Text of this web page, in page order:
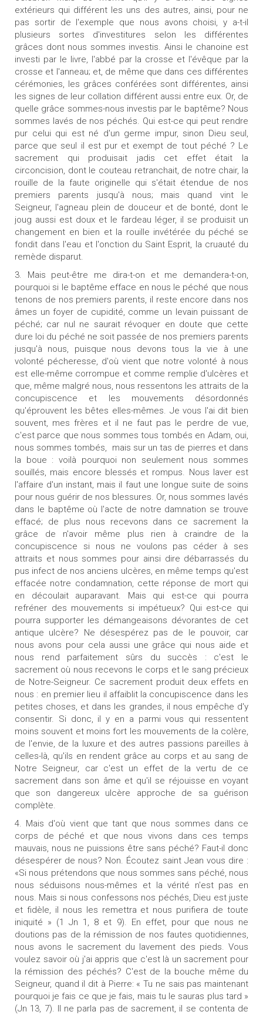
extérieurs qui différent les uns des autres, ainsi, pour ne
pas sortir de l'exemple que nous avons choisi, y a-t-il
plusieurs sortes d'investitures selon les différentes
grâces dont nous sommes investis. Ainsi le chanoine est
investi par le livre, l'abbé par la crosse et l'évêque par la
crosse et l'anneau; et, de même que dans ces différentes
cérémonies, les grâces conférées sont différentes, ainsi
les signes de leur collation différent aussi entre eux. Or, de
quelle grâce sommes-nous investis par le baptême? Nous
sommes lavés de nos péchés. Qui est-ce qui peut rendre
pur celui qui est né d'un germe impur, sinon Dieu seul,
parce que seul il est pur et exempt de tout péché ? Le
sacrement qui produisait jadis cet effet était la
circoncision, dont le couteau retranchait, de notre chair, la
rouille de la faute originelle qui s'était étendue de nos
premiers parents jusqu'à nous; mais quand vint le
Seigneur, l'agneau plein de douceur et de bonté, dont le
joug aussi est doux et le fardeau léger, il se produisit un
changement en bien et la rouille invétérée du péché se
fondit dans l'eau et l'onction du Saint Esprit, la cruauté du
remède disparut.
3. Mais peut-être me dira-t-on et me demandera-t-on,
pourquoi si le baptême efface en nous le péché que nous
tenons de nos premiers parents, il reste encore dans nos
âmes un foyer de cupidité, comme un levain puissant de
péché; car nul ne saurait révoquer en doute que cette
dure loi du péché ne soit passée de nos premiers parents
jusqu'à nous, puisque nous devons tous la vie à une
volonté pécheresse, d'où vient que notre volonté à nous
est elle-même corrompue et comme remplie d'ulcères et
que, même malgré nous, nous ressentons les attraits de la
concupiscence et les mouvements désordonnés
qu'éprouvent les bêtes elles-mêmes. Je vous l'ai dit bien
souvent, mes frères et il ne faut pas le perdre de vue,
c'est parce que nous sommes tous tombés en Adam, oui,
nous sommes tombés, mais sur un tas de pierres et dans
la boue : voilà pourquoi non seulement nous sommes
souillés, mais encore blessés et rompus. Nous laver est
l'affaire d'un instant, mais il faut une longue suite de soins
pour nous guérir de nos blessures. Or, nous sommes lavés
dans le baptême où l'acte de notre damnation se trouve
effacé; de plus nous recevons dans ce sacrement la
grâce de n'avoir même plus rien à craindre de la
concupiscence si nous ne voulons pas céder à ses
attraits et nous sommes pour ainsi dire débarrassés du
pus infect de nos anciens ulcères, en même temps qu'est
effacée notre condamnation, cette réponse de mort qui
en découlait auparavant. Mais qui est-ce qui pourra
refréner des mouvements si impétueux? Qui est-ce qui
pourra supporter les démangeaisons dévorantes de cet
antique ulcère? Ne désespérez pas de le pouvoir, car
nous avons pour cela aussi une grâce qui nous aide et
nous rend parfaitement sûrs du succès : c'est le
sacrement où nous recevons le corps et le sang précieux
de Notre-Seigneur. Ce sacrement produit deux effets en
nous : en premier lieu il affaiblit la concupiscence dans les
petites choses, et dans les grandes, il nous empêche d'y
consentir. Si donc, il y en a parmi vous qui ressentent
moins souvent et moins fort les mouvements de la colère,
de l'envie, de la luxure et des autres passions pareilles à
celles-là, qu'ils en rendent grâce au corps et au sang de
Notre Seigneur, car c'est un effet de la vertu de ce
sacrement dans son âme et qu'il se réjouisse en voyant
que son dangereux ulcère approche de sa guérison
complète.
4. Mais d'où vient que tant que nous sommes dans ce
corps de péché et que nous vivons dans ces temps
mauvais, nous ne puissions être sans péché? Faut-il donc
désespérer de nous? Non. Écoutez saint Jean vous dire :
«Si nous prétendons que nous sommes sans péché, nous
nous séduisons nous-mêmes et la vérité n'est pas en
nous. Mais si nous confessons nos péchés, Dieu est juste
et fidèle, il nous les remettra et nous purifiera de toute
iniquité » (1 Jn 1, 8 et 9). En effet, pour que nous ne
doutions pas de la rémission de nos fautes quotidiennes,
nous avons le sacrement du lavement des pieds. Vous
voulez savoir où j'ai appris que c'est là un sacrement pour
la rémission des péchés? C'est de la bouche même du
Seigneur, quand il dit à Pierre: « Tu ne sais pas maintenant
pourquoi je fais ce que je fais, mais tu le sauras plus tard »
(Jn 13, 7). Il ne parla pas de sacrement, il se contenta de